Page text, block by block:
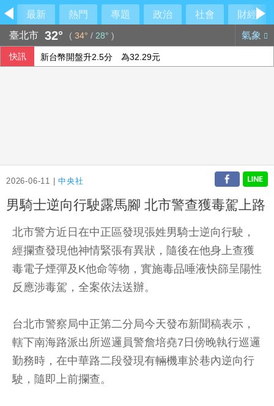
最新 熱門 專題 政治 社會
財經
臺北市 32° ( 34° / 28° ) 氣象
快訊 新台幣開盤升2.5分 為32.29元
2026-06-11 |中央社
男騎士逆向行駛露馬腳 北市警查獲毒駕上路
北市警方近日在中正區發現張姓男騎士逆向行駛，
經攔查發現他神情緊張有異狀，隨後在他身上查獲
毒電子煙彈及K他命等物，實施毒品唾液快篩呈陽性
反應涉毒駕，全案依法送辦。
台北市警察局中正第二分局今天發布新聞稿表示，
轄下南海路派出所巡邏員警詹培堯7日傍晚執行巡邏
勤務時，在中華路二段發現有輛機車於巷內逆向行
駛，隨即上前攔查。